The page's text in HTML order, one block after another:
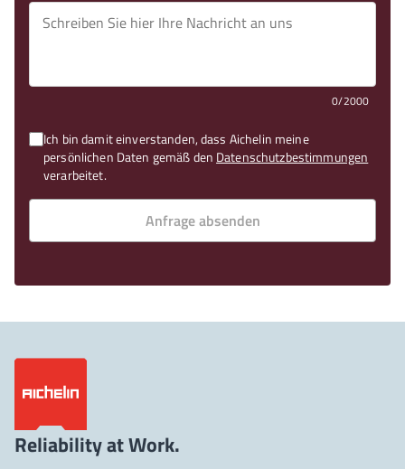
0/2000
Ich bin damit einverstanden, dass Aichelin meine
persönlichen Daten gemäß den Datenschutzbestimmungen
verarbeitet.
Anfrage absenden
Reliability at Work.